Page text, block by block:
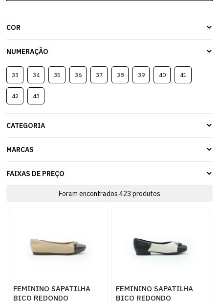
COR
NUMERAÇÃO
33 34 35 36 37 38 39 40 41
42 43
CATEGORIA
MARCAS
FAIXAS DE PREÇO
Foram encontrados 423 produtos
FEMININO SAPATILHA
BICO REDONDO
FEMININO SAPATILHA
BICO REDONDO